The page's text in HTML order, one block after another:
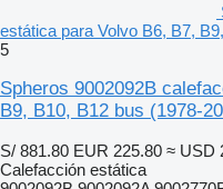
estática para Volvo B6, B7,
5
Spheros 9002092B
B9, B10, B12 bus (1978-
S/ 881.80 EUR 225.80 ≈ USD
Calefacción estática